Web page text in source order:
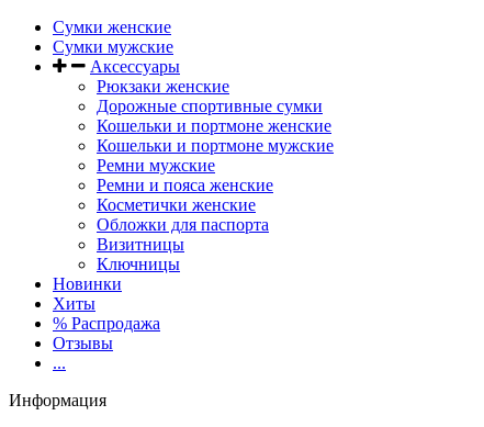
Сумки женские
Сумки мужские
Аксессуары
Рюкзаки женские
Дорожные спортивные сумки
Кошельки и портмоне женские
Кошельки и портмоне мужские
Ремни мужские
Ремни и пояса женские
Косметички женские
Обложки для паспорта
Визитницы
Ключницы
Новинки
Хиты
% Распродажа
Отзывы
...
Информация